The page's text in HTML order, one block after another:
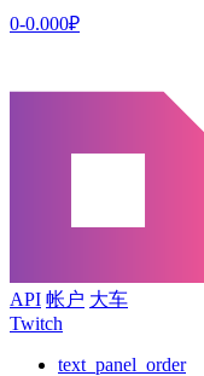
0-0.000₽
API 帐户 大车
Twitch
text_panel_order